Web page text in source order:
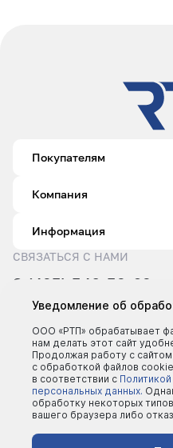
Покупателям
Компания
Информация
СВЯЗАТЬСЯ С НАМИ
8 (495) 540-52-62
sale@rtp.ru
Пн–Пт: 9:00–18:00
©2000 - 2026 | Все права
Уведомление об
ООО «РТП» обрабатывает
нам делать этот сайт
Продолжая работу с сайтом
с обработкой файлов
в соответствии с
персональных данных.
обработку некоторых
вашего браузера либо